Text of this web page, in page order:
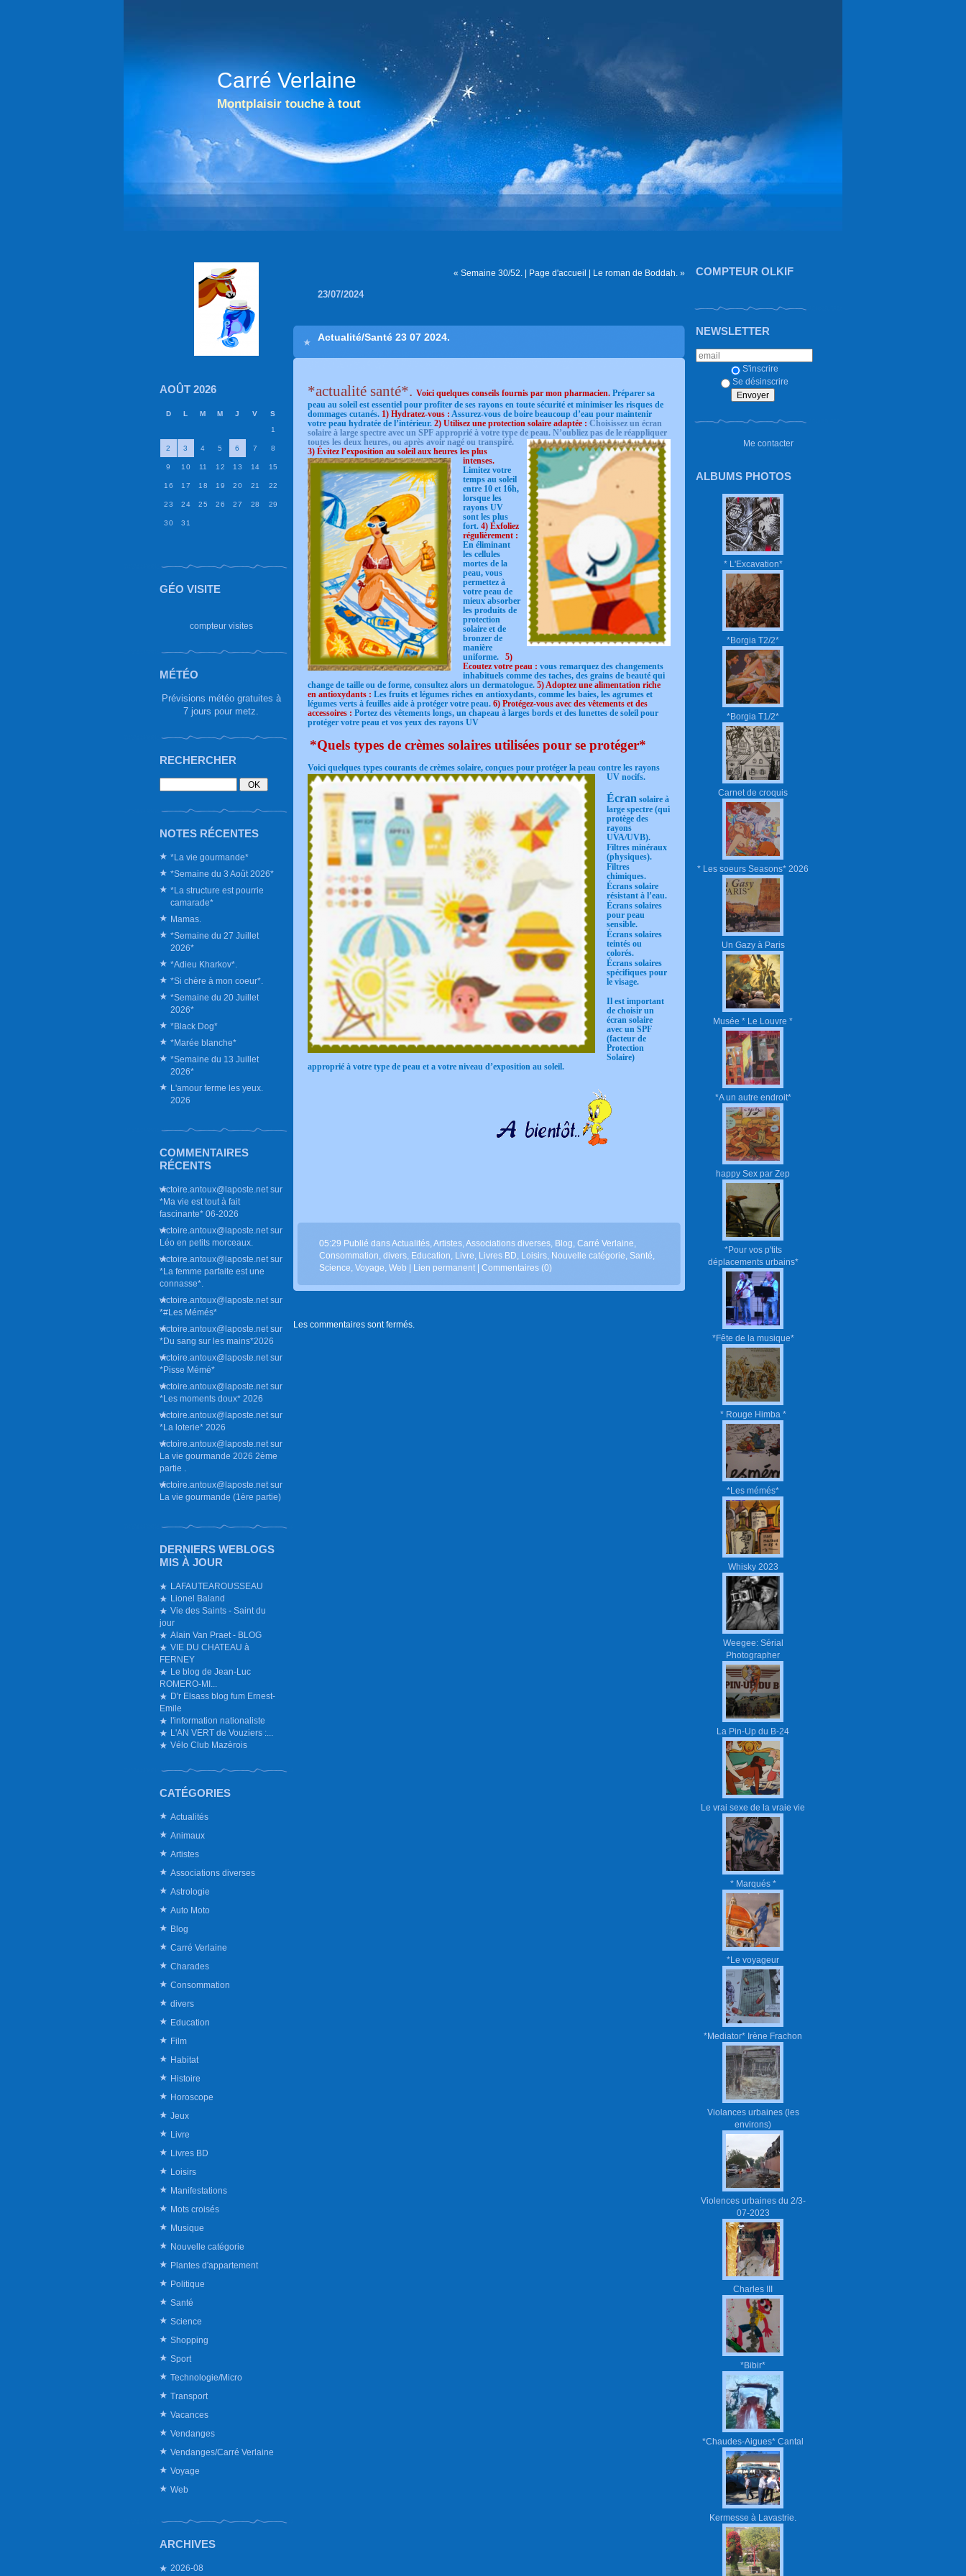
Carré Verlaine
Montplaisir touche à tout
AOÛT 2026
D L M M J V
S
1
2 3 4 5 6 7 8
9 10 11 12 13 14 15
16 17 18 19 20 21 22
23 24 25 26 27 28 29
30 31
GÉO VISITE
compteur visites
MÉTÉO
Prévisions météo gratuites à
7 jours pour metz.
RECHERCHER
NOTES RÉCENTES
*La vie gourmande*
*Semaine du 3 Août 2026*
*La structure est pourrie
camarade*
Mamas.
*Semaine du 27 Juillet
2026*
*Adieu Kharkov*.
*Si chère à mon coeur*.
*Semaine du 20 Juillet
2026*
*Black Dog*
*Marée blanche*
*Semaine du 13 Juillet
2026*
L'amour ferme les yeux.
2026
COMMENTAIRES
RÉCENTS
victoire.antoux@laposte.net sur
*Ma vie est tout à fait
fascinante* 06-2026
victoire.antoux@laposte.net sur
Léo en petits morceaux.
victoire.antoux@laposte.net sur
*La femme parfaite est une
connasse*.
victoire.antoux@laposte.net sur
*#Les Mémés*
victoire.antoux@laposte.net sur
*Du sang sur les mains*2026
victoire.antoux@laposte.net sur
*Pisse Mémé*
victoire.antoux@laposte.net sur
*Les moments doux* 2026
victoire.antoux@laposte.net sur
*La loterie* 2026
victoire.antoux@laposte.net sur
La vie gourmande 2026 2ème
partie .
victoire.antoux@laposte.net sur
La vie gourmande (1ère partie)
DERNIERS WEBLOGS
MIS À JOUR
LAFAUTEAROUSSEAU
Lionel Baland
Vie des Saints - Saint du
jour
Alain Van Praet - BLOG
VIE DU CHATEAU à
FERNEY
Le blog de Jean-Luc
ROMERO-MI...
D'r Elsass blog fum Ernest-
Emile
l'information nationaliste
L'AN VERT de Vouziers :...
Vélo Club Mazèrois
CATÉGORIES
Actualités
Animaux
Artistes
Associations diverses
Astrologie
Auto Moto
Blog
Carré Verlaine
Charades
Consommation
divers
Education
Film
Habitat
Histoire
Horoscope
Jeux
Livre
Livres BD
Loisirs
Manifestations
Mots croisés
Musique
Nouvelle catégorie
Plantes d'appartement
Politique
Santé
Science
Shopping
Sport
Technologie/Micro
Transport
Vacances
Vendanges
Vendanges/Carré Verlaine
Voyage
Web
ARCHIVES
2026-08
COMPTEUR OLKIF
NEWSLETTER
S'inscrire
Se désinscrire
Me contacter
ALBUMS PHOTOS
* L'Excavation*
*Borgia T2/2*
*Borgia T1/2*
Carnet de croquis
* Les soeurs Seasons* 2026
Un Gazy à Paris
Musée * Le Louvre *
*A un autre endroit*
happy Sex par Zep
*Pour vos p'tits
déplacements urbains*
*Fête de la musique*
* Rouge Himba *
*Les mémés*
Whisky 2023
Weegee: Sérial
Photographer
La Pin-Up du B-24
Le vrai sexe de la vraie vie
* Marqués *
*Le voyageur
*Mediator* Irène Frachon
Violances urbaines (les
environs)
Violences urbaines du 2/3-
07-2023
Charles III
*Bibir*
*Chaudes-Aigues* Cantal
Kermesse à Lavastrie.
« Semaine 30/52. | Page d'accueil | Le roman de Boddah. »
23/07/2024
Actualité/Santé 23 07 2024.
*actualité santé*. Voici quelques conseils fournis par mon pharmacien. Préparer sa
peau au soleil est essentiel pour profiter de ses rayons en toute sécurité et minimiser les risques de
dommages cutanés. 1) Hydratez-vous : Assurez-vous de boire beaucoup d’eau pour maintenir
votre peau hydratée de l’intérieur. 2) Utilisez une protection solaire adaptée : Choisissez un écran
solaire à large spectre avec un SPF approprié à votre type de peau. N’oubliez pas de le réappliquer
toutes les deux heures, ou après avoir nagé ou transpiré.
3) Évitez l’exposition au soleil aux heures les plus
intenses.
Limitez votre
temps au soleil
entre 10 et 16h,
lorsque les
rayons UV
sont les plus
fort.4) Exfoliez
régulièrement :
En éliminant
les cellules
mortes de la
peau, vous
permettez à
votre peau de
mieux absorber
les produits de
protection
solaire et de
bronzer de
manière
uniforme.
5)
Ecoutez votre peau : vous remarquez des changements
inhabituels comme des taches, des grains de beauté qui
change de taille ou de forme, consultez alors un dermatologue. 5) Adoptez une alimentation riche
en antioxydants : Les fruits et légumes riches en antioxydants, comme les baies, les agrumes et
légumes verts à feuilles aide à protéger votre peau. 6) Protégez-vous avec des vêtements et des
accessoires : Portez des vêtements longs, un chapeau à larges bords et des lunettes de soleil pour
protéger votre peau et vos yeux des rayons UV
*Quels types de crèmes solaires utilisées pour se protéger*
Voici quelques types courants de crèmes solaire, conçues pour protéger la peau contre les rayons
UV nocifs.
Écran solaire à
large spectre (qui
protège des
rayons
UVA/UVB).
Filtres minéraux
(physiques).
Filtres
chimiques.
Écrans solaire
résistant à l’eau.
Écrans solaires
pour peau
sensible.
Écrans solaires
teintés ou
colorés.
Écrans solaires
spécifiques pour
le visage.
Il est important
de choisir un
écran solaire
avec un SPF
(facteur de
Protection
Solaire)
approprié à votre type de peau et a votre niveau d’exposition au soleil.
05:29 Publié dansActualités Artistes Associations diverses Blog Carré Verlaine
Consommation divers Education Livre Livres BD Loisirs Nouvelle catégorie Santé
Science Voyage Web | Lien permanent | Commentaires (0)
Les commentaires sont fermés.